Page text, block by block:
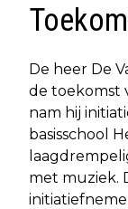
De heer De
de toekomst
nam hij
basisschool
met muziek.